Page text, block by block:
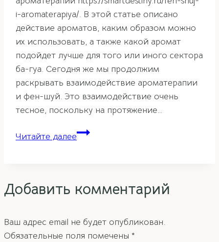
i-aromaterapiya/. В этой статье описано
действие ароматов, каким образом можно
их использовать, а также какой аромат
подойдет лучше для того или иного сектора
ба-гуа. Сегодня же мы продолжим
раскрывать взаимодействие ароматерапии
и фен-шуй. Это взаимодействие очень
тесное, поскольку на протяжение…
Читайте далееАромамасла
Добавить комментарий
Ваш адрес email не будет опубликован.
Обязательные поля помечены *